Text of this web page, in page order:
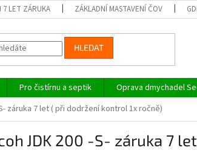
7 LET ZÁRUKA ZÁKLADNÍ MASTAVENÍ ČOV
HLEDAT
Pro čistírnu a septik Oprava dmychadel
záruka 7 let ( při dodržení kontrol 1x ročně)
JDK 200 -S- záruka 7